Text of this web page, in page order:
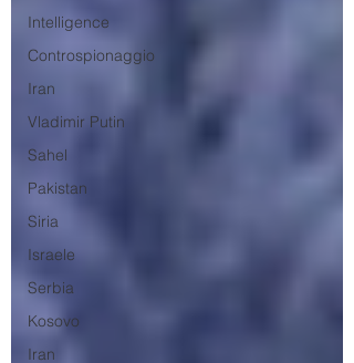
Intelligence
Controspionaggio
Iran
Vladimir Putin
Sahel
Pakistan
Siria
Israele
Serbia
Kosovo
Iran